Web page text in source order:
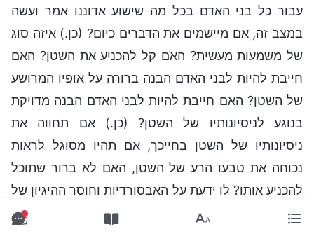
עבור כל בני האדם בכל מה שישוע אדוננו אמר ועשה
במצב זה, אם מיישמים את הדברים כיום? (כן.) איזה סוג
של משמעות מעשית? האם קל להכניע את השטן? האם
חייבת להיות לבני האדם הבנה ברורה על אופיו המרושע
של השטן? האם חייבת להיות לבני האדם הבנה מדויקת
בנוגע לניסיונותיו של השטן? (כן.) אם תחווה את
ניסיונותיו של השטן בחייכך, אם תהיו מסוגל לראות
נכוחה את טבעו הרע של השטן, האם לא ברור שתוכל
להכניע אותו? לו ידעת על האבסורדיות וחוסר ההיגיון של
השטן, האם עדיין היית מתייצב לצד השטן ותוקף את